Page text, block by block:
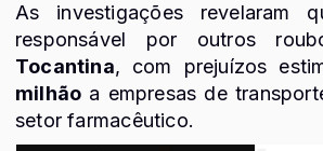
As investigações revelaram
responsável por outros
Tocantina, com prejuízos
milhão a empresas de
setor farmacêutico.